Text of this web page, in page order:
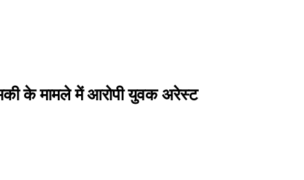
के मामले में आरोपी युवक अरेस्ट